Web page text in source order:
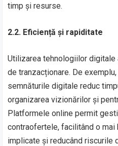
timp și resurse.
2.2. Eficiență și rapiditate
Utilizarea tehnologiilor
de tranzacționare. De
semnăturile digitale reduc
organizarea vizionărilor și
Platformele online permit
contraofertele, facilitând o
implicate și reducând riscurile